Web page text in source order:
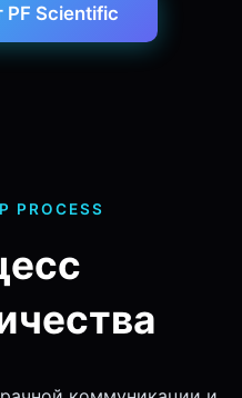
PF Scientific
PROCESS